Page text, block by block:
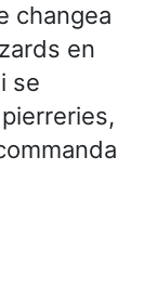
changea
en
se